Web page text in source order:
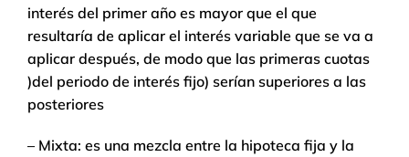
interés del primer año es mayor que el que
resultaría de aplicar el interés variable que se va a
aplicar después, de modo que las primeras cuotas
)del periodo de interés fijo) serían superiores a las
posteriores
– Mixta: es una mezcla entre la hipoteca fija y la